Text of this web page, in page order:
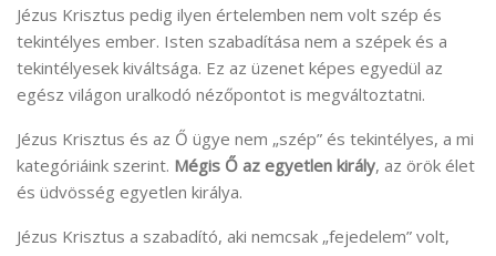
Jézus Krisztus pedig ilyen értelemben nem volt szép és
tekintélyes ember. Isten szabadítása nem a szépek és a
tekintélyesek kiváltsága. Ez az üzenet képes egyedül az
egész világon uralkodó nézőpontot is megváltoztatni.
Jézus Krisztus és az Ő ügye nem „szép” és tekintélyes, a mi
kategóriáink szerint. Mégis Ő az egyetlen király, az örök élet
és üdvösség egyetlen királya.
Jézus Krisztus a szabadító, aki nemcsak „fejedelem” volt,